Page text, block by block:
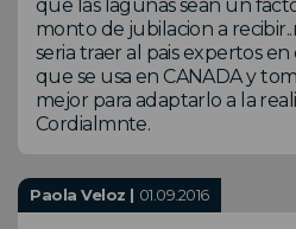
que las lagunas sean un
monto de jubilacion a
seria traer al pais expertos
que se usa en CANADA y
mejor para adaptarlo a la
Cordialmnte.
Paola Veloz | 01.09.2016